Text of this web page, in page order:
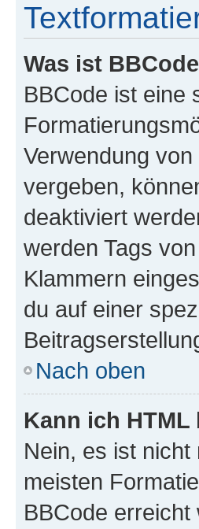
Was ist
BBCode ist eine
Verwendung
vergeben,
deaktiviert
werden Tags von
Klammern
du auf einer
Nach oben
Kann ich HTML
Nein, es ist
meisten
BBCode erreicht